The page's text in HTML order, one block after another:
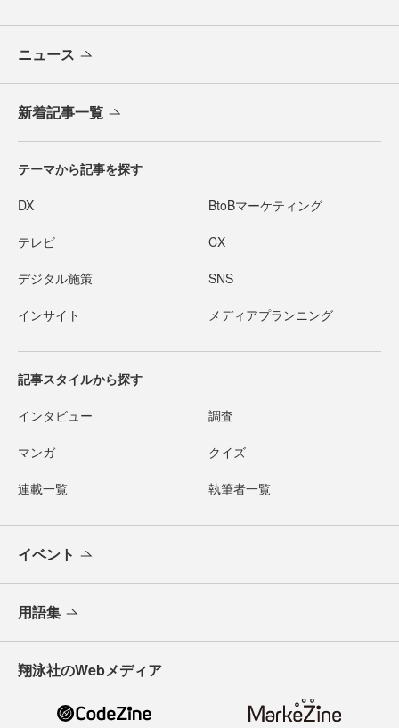
ニュース
新着記事一覧
テーマから記事を探す
DX BtoBマーケティング
テレビ CX
デジタル施策 SNS
インサイト メディアプランニング
記事スタイルから探す
インタビュー 調査
マンガ クイズ
連載一覧 執筆者一覧
イベント
用語集
翔泳社のWebメディア